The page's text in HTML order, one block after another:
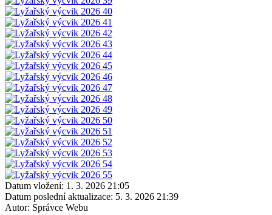
Datum vložení: 1. 3. 2026 21:05
Datum poslední aktualizace: 5. 3. 2026 21:39
Autor: Správce Webu